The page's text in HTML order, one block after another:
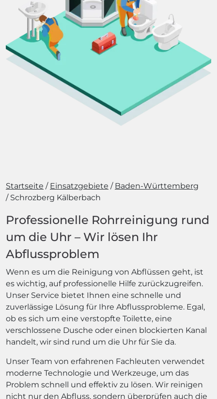
Startseite Einsatzgebiete
Baden-Württemberg
Schrozberg Kälberbach
Professionelle Rohrreinigung rund
um die Uhr – Wir lösen Ihr
Abflussproblem
Wenn es um die Reinigung von Abflüssen geht, ist
es wichtig, auf professionelle Hilfe zurückzugreifen.
Unser Service bietet Ihnen eine schnelle und
zuverlässige Lösung für Ihre Abflussprobleme. Egal,
ob es sich um eine verstopfte Toilette, eine
verschlossene Dusche oder einen blockierten Kanal
handelt, wir sind rund um die Uhr für Sie da.
Unser Team von erfahrenen Fachleuten verwendet
moderne Technologie und Werkzeuge, um das
Problem schnell und effektiv zu lösen. Wir reinigen
nicht nur den Abfluss, sondern überprüfen auch die